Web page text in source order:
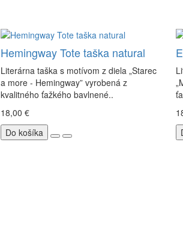
Hemingway Tote taška natural
Literárna taška s motívom z diela „Starec
a more - Hemingway” vyrobená z
kvalitného ťažkého bavlnené..
18,00 €
Do košíka